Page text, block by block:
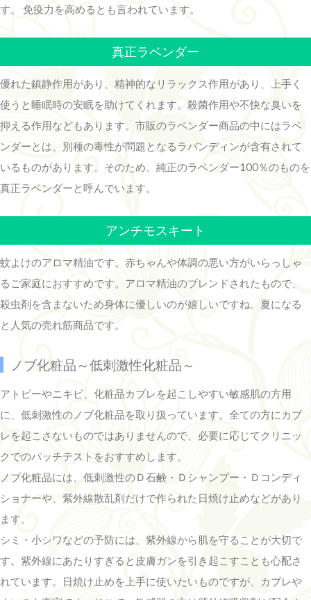
す。 免疫力を高めるとも言われています。
真正ラベンダー
優れた鎮静作用があり、精神的なリラックス作用があり、上手く
使うと睡眠時の安眠を助けてくれます。殺菌作用や不快な臭いを
抑える作用などもあります。市販のラベンダー商品の中にはラベ
ンダーとは、別種の毒性が問題となるラバンディンが含有されて
いるものがあります。そのため、純正のラベンダー100％のものを
真正ラベンダーと呼んでいます。
アンチモスキート
蚊よけのアロマ精油です。赤ちゃんや体調の悪い方がいらっしゃ
るご家庭におすすめです。アロマ精油のブレンドされたもので、
殺虫剤を含まないため身体に優しいのが嬉しいですね。夏になる
と人気の売れ筋商品です。
ノブ化粧品～低刺激性化粧品～
アトピーやニキビ、化粧品カブレを起こしやすい敏感肌の方用
に、低刺激性のノブ化粧品を取り扱っています。全ての方にカブ
レを起こさないものではありませんので、必要に応じてクリニッ
クでのパッチテストをおすすめします。
ノブ化粧品には、低刺激性のＤ石鹸・Ｄシャンプー・Ｄコンディ
ショナーや、紫外線散乱剤だけで作られた日焼け止めなどがあり
ます。
シミ・小シワなどの予防には、紫外線から肌を守ることが大切で
す。紫外線にあたりすぎると皮膚ガンを引き起こすことも心配さ
れています。日焼け止めを上手に使いたいものですが、カブレや